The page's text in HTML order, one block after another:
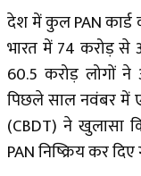
देश में कुल PAN
भारत में 74 करोड़ से
60.5 करोड़ लोगों
पिछले साल नवंबर में
(CBDT) ने खुलासा
PAN निष्क्रिय कर